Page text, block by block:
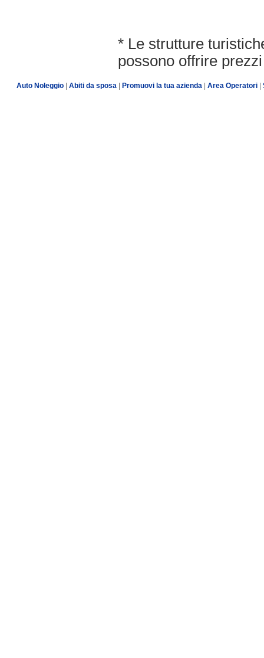
* Le strutture
possono offrire
Auto Noleggio Abiti da sposa Promuovi la tua azienda Area Operatori